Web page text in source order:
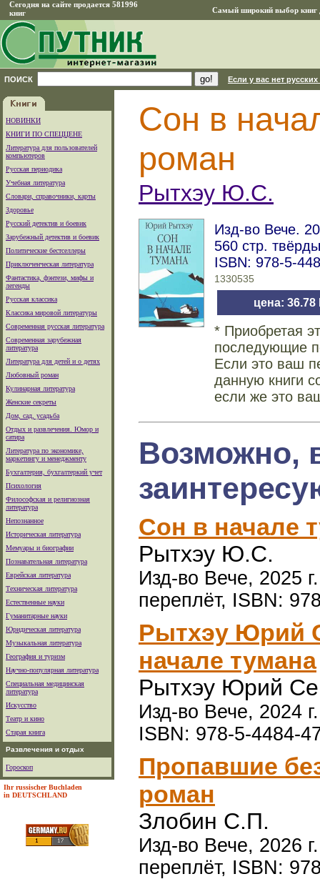
Сегодня на сайте продается 581996
книг
Самый широкий выбор книг
ПОИСК Если у вас нет
НОВИНКИ
КНИГИ ПО СПЕЦЦЕНЕ
Литература для пользователей
компьютеров
Русская периодика
Учебная литература
Словари, справочники, карты
Здоровье
Русский детектив и боевик
Зарубежный детектив и боевик
Политические бестселлеры
Приключенческая литература
Фантастика, фэнтези, мифы и
легенды
Русская классика
Классика мировой литературы
Современная русская литература
Современная зарубежная
литература
Литература для детей и о детях
Любовный роман
Кулинарная литература
Женские секреты
Дом, сад, усадьба
Отдых и развлечения. Юмор и
сатира
Литература по экономике,
маркетингу и менеджменту
Бухгалтерия, бухгалтеркий учет
Психология
Философская и религиозная
литература
Непознанное
Историческая литература
Мемуары и биографии
Познавательная литература
Еврейская литература
Техническая литература
Естественные науки
Гуманитарные науки
Юридическая литература
Музыкальная литература
География и туризм
Научно-популярная литература
Специальная медицинская
литература
Искусство
Театр и кино
Старая книга
Развлечения и отдых
Гороскоп
Ihr russischer Buchladen
in DEUTSCHLAND
Сон в
роман
Рытхэу Ю.С.
Изд-во Вече.
560 стр.
ISBN: 978-5-
1330535
цена: 36.78
* Приобретая
последующие
Если это ваш
данную книги
если же это
Возможно,
Сон в начале
Рытхэу Ю.С.
Изд-во Вече, 2025
переплёт, ISBN:
Рытхэу Юрий
начале тумана
Рытхэу Юрий
Изд-во Вече, 2024
ISBN: 978-5-4484-
Пропавшие
роман
Злобин С.П.
Изд-во Вече, 2026
переплёт, ISBN: